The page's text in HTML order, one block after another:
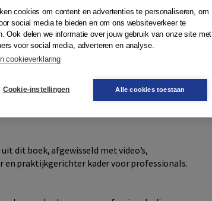
met focus op hechting, veerkracht,
onderbouwd en gekoppeld aan
rouw. Daarnaast wordt ingegaan op
de invloed van postkoloniale en
de context van werk, zoals de impact van
van cliënten, aandacht voor de rol en
dit boek, afgewisseld met video’s,
praktijkgerichter kader voor professionals.
cookies om content en advertenties te personaliseren, om
social media te bieden en om ons websiteverkeer te
Ook delen we informatie over jouw gebruik van onze site met
voor social media, adverteren en analyse.
cookieverklaring
Cookie-instellingen Alle cookies toestaan